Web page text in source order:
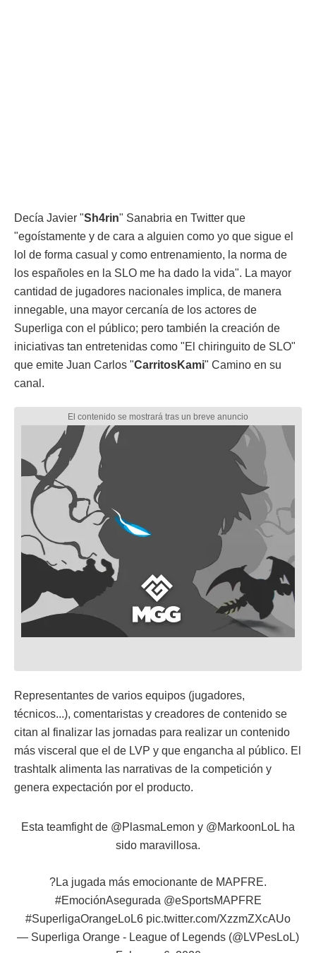
Decía Javier "Sh4rin" Sanabria en Twitter que
"egoístamente y de cara a alguien como yo que sigue el
lol de forma casual y como entrenamiento, la norma de
los españoles en la SLO me ha dado la vida". La mayor
cantidad de jugadores nacionales implica, de manera
innegable, una mayor cercanía de los actores de
Superliga con el público; pero también la creación de
iniciativas tan entretenidas como "El chiringuito de SLO"
que emite Juan Carlos "CarritosKami" Camino en su
canal.
Representantes de varios equipos (jugadores,
técnicos...), comentaristas y creadores de contenido se
citan al finalizar las jornadas para realizar un contenido
más visceral que el de LVP y que engancha al público. El
trashtalk alimenta las narrativas de la competición y
genera expectación por el producto.
Esta teamfight de @PlasmaLemon y @MarkoonLoL ha
sido maravillosa.
?La jugada más emocionante de MAPFRE.
#EmociónAsegurada @eSportsMAPFRE
#SuperligaOrangeLoL6 pic.twitter.com/XzzmZXcAUo
— Superliga Orange - League of Legends (@LVPesLoL)